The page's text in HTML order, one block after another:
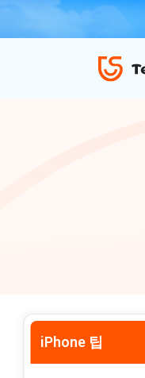
iAnyGo
iPhone 팁